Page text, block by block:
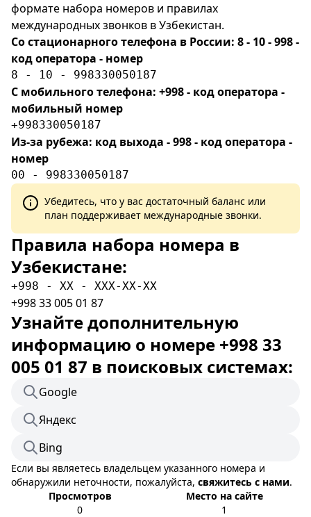
формате набора номеров и правилах
международных звонков в Узбекистан.
Со стационарного телефона в России: 8 - 10 - 998 -
код оператора - номер
8 - 10 - 998330050187
С мобильного телефона: +998 - код оператора -
мобильный номер
+998330050187
Из-за рубежа: код выхода - 998 - код оператора -
номер
00 - 998330050187
Убедитесь, что у вас достаточный баланс или
план поддерживает международные звонки.
Правила набора номера в
Узбекистане:
+998 - XX - XXX-XX-XX
+998 33 005 01 87
Узнайте дополнительную
информацию о номере +998 33
005 01 87 в поисковых системах:
Google
Яндекс
Bing
Если вы являетесь владельцем указанного номера и
обнаружили неточности, пожалуйста, свяжитесь с нами.
Просмотров
0
Место на сайте
1